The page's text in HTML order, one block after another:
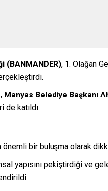
(BANMANDER), 1. Olağan
, Manyas Belediye Başkanı
katıldı.
önemli bir buluşma olarak
yapısını pekiştirdiği ve